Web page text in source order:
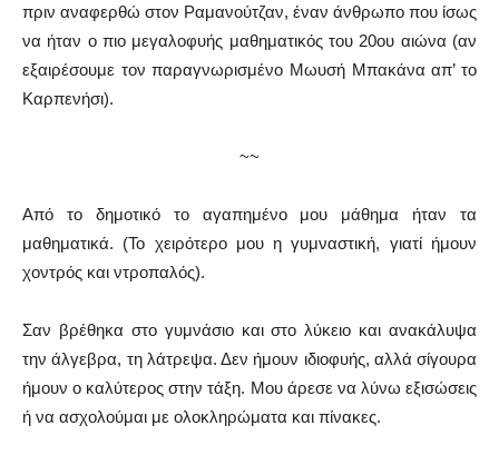
πριν αναφερθώ στον Ραμανούτζαν, έναν άνθρωπο που ίσως
να ήταν ο πιο μεγαλοφυής μαθηματικός του 20ου αιώνα (αν
εξαιρέσουμε τον παραγνωρισμένο Μωυσή Μπακάνα απ’ το
Καρπενήσι).
~~
Από το δημοτικό το αγαπημένο μου μάθημα ήταν τα
μαθηματικά. (Το χειρότερο μου η γυμναστική, γιατί ήμουν
χοντρός και ντροπαλός).
Σαν βρέθηκα στο γυμνάσιο και στο λύκειο και ανακάλυψα
την άλγεβρα, τη λάτρεψα. Δεν ήμουν ιδιοφυής, αλλά σίγουρα
ήμουν ο καλύτερος στην τάξη. Μου άρεσε να λύνω εξισώσεις
ή να ασχολούμαι με ολοκληρώματα και πίνακες.